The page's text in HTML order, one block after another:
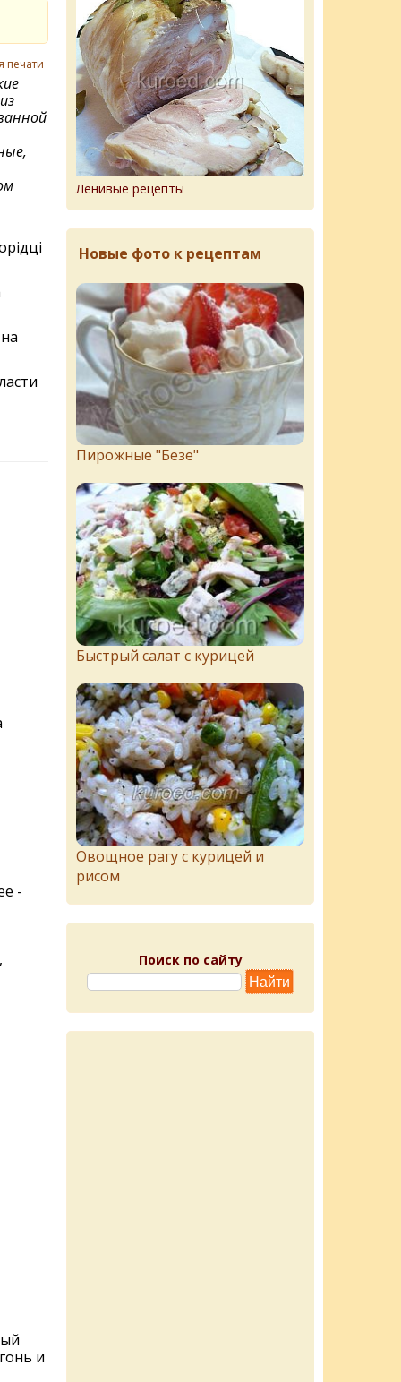
печати
-
и
Ленивые рецепты
Новые фото к рецептам
Пирожныe "Бeзe"
Быстрый салат с курицей
Овощное рагу с курицей и
рисом
Поиск по сайту